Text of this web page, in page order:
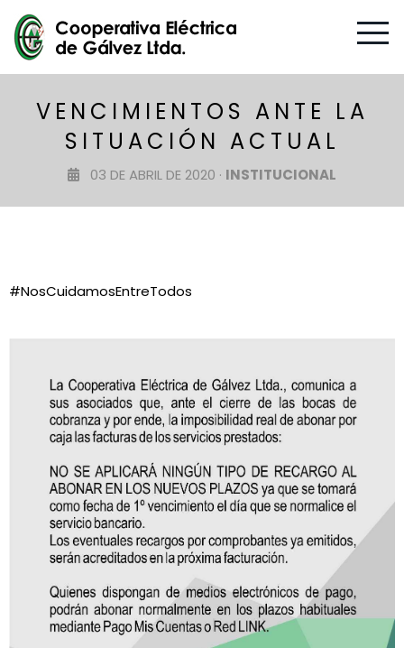
VENCIMIENTOS ANTE LA
SITUACIÓN ACTUAL
03 DE ABRIL DE 2020 · INSTITUCIONAL
#NosCuidamosEntreTodos